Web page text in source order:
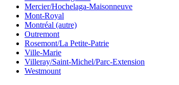
Mercier/Hochelaga-Maisonneuve
Mont-Royal
Montréal (autre)
Outremont
Rosemont/La Petite-Patrie
Ville-Marie
Villeray/Saint-Michel/Parc-Extension
Westmount